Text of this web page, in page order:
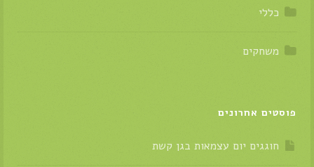
כללי
משחקים
פוסטים אחרונים
חוגגים יום עצמאות בגן קשת